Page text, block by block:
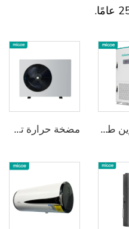
خزانة تخزين طاقة التبريد بالسوائل مضخة حرارة تسخين ماء بتقنية العاكس DC ومادّة التبريد R32 من Micoe